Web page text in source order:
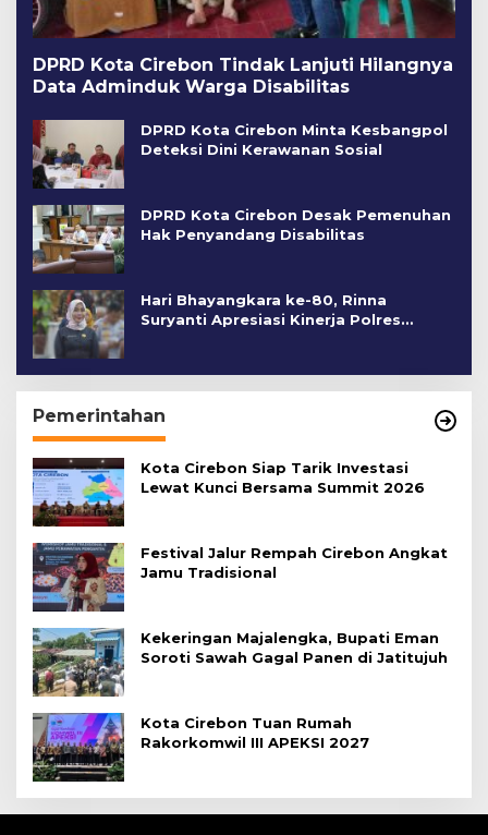
DPRD Kota Cirebon Tindak Lanjuti Hilangnya
Data Adminduk Warga Disabilitas
DPRD Kota Cirebon Minta Kesbangpol
Deteksi Dini Kerawanan Sosial
DPRD Kota Cirebon Desak Pemenuhan
Hak Penyandang Disabilitas
Hari Bhayangkara ke-80, Rinna
Suryanti Apresiasi Kinerja Polres
Pemerintahan
Kota Cirebon Siap Tarik Investasi
Lewat Kunci Bersama Summit 2026
Festival Jalur Rempah Cirebon Angkat
Jamu Tradisional
Kekeringan Majalengka, Bupati Eman
Soroti Sawah Gagal Panen di Jatitujuh
Kota Cirebon Tuan Rumah
Rakorkomwil III APEKSI 2027